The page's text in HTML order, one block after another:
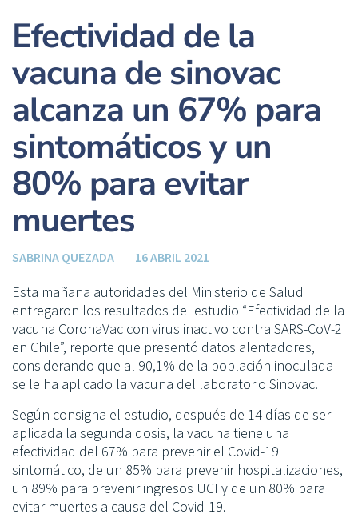
Efectividad de la
vacuna de sinovac
alcanza un 67% para
sintomáticos y un
80% para evitar
muertes
SABRINA QUEZADA 16 ABRIL 2021
Esta mañana autoridades del Ministerio de Salud
entregaron los resultados del estudio “Efectividad de la
vacuna CoronaVac con virus inactivo contra SARS-CoV-2
en Chile”, reporte que presentó datos alentadores,
considerando que al 90,1% de la población inoculada
se le ha aplicado la vacuna del laboratorio Sinovac.
Según consigna el estudio, después de 14 días de ser
aplicada la segunda dosis, la vacuna tiene una
efectividad del 67% para prevenir el Covid-19
sintomático, de un 85% para prevenir hospitalizaciones,
un 89% para prevenir ingresos UCI y de un 80% para
evitar muertes a causa del Covid-19.